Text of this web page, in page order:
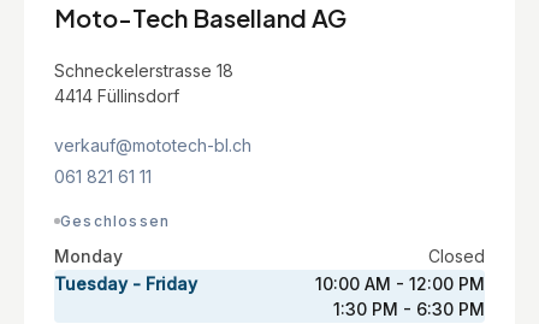
Moto-Tech Baselland AG
Schneckelerstrasse 18
4414 Füllinsdorf
verkauf@mototech-bl.ch
061 821 61 11
Geschlossen
Monday
Closed
Tuesday - Friday
10:00 AM - 12:00 PM
1:30 PM - 6:30 PM